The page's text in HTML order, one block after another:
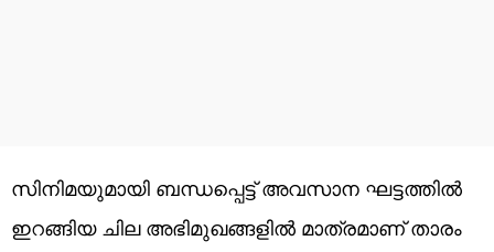
സിനിമയുമായി ബന്ധപ്പെട്ട് അവസാന ഘട്ടത്തില്‍
ഇറങ്ങിയ ചില അഭിമുഖങ്ങളില്‍ മാത്രമാണ് താരം